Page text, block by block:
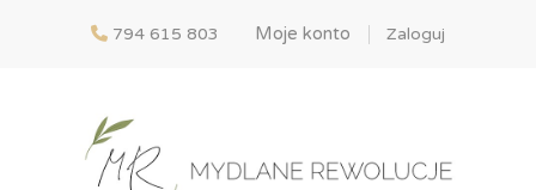
794 615 803 Moje konto Zaloguj